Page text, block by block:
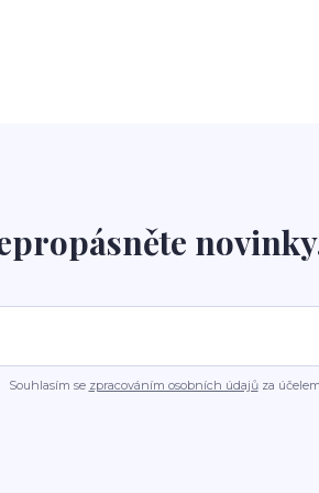
Souhlasím se zpracováním osobních údajůza